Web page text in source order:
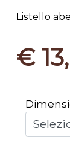
Listello
€